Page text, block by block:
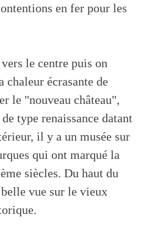
en fer pour les
le centre puis on
chaleur écrasante de
le "nouveau château",
type renaissance datant
il y a un musée sur
qui ont marqué la
siècles. Du haut du
vue sur le vieux